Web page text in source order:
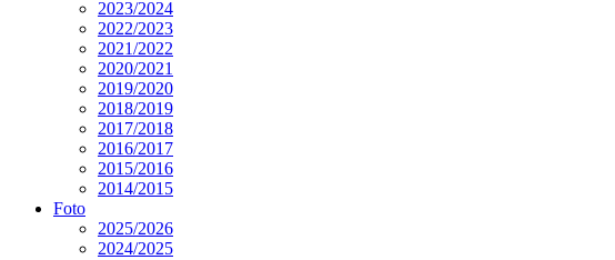
2023/2024
2022/2023
2021/2022
2020/2021
2019/2020
2018/2019
2017/2018
2016/2017
2015/2016
2014/2015
Foto
2025/2026
2024/2025